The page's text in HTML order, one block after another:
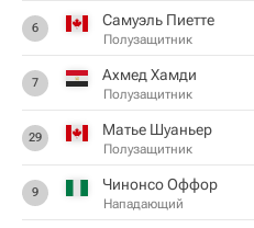
6 Самуэль Пиетте
Полузащитник
7 Ахмед Хамди
Полузащитник
29 Матье Шуаньер
Полузащитник
9 Чинонсо Оффор
Нападающий